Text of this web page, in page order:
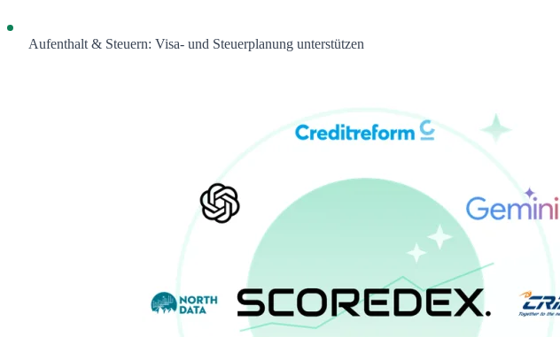
Aufenthalt & Steuern: Visa- und Steuerplanung unterstützen